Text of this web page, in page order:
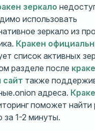
зеркало
использовать
зеркало из
Кракен
список активных
разделе после
сайт также
адреса.
поможет найти
за 1-2 минуты.